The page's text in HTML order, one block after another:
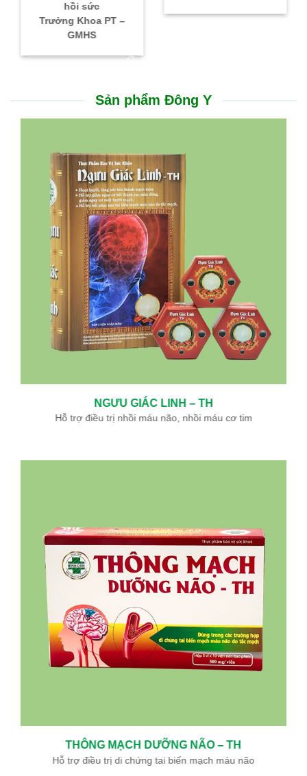
hồi sức
Trưởng Khoa PT –
GMHS
Sản phẩm Đông Y
NGƯU GIÁC LINH – TH
Hỗ trợ điều trị nhồi máu não, nhồi máu cơ tim
THÔNG MẠCH DƯỠNG NÃO – TH
Hỗ trợ điều trị di chứng tai biến mạch máu não